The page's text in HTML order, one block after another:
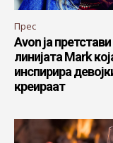
Прес
Avon ја претстави
линијата Mark
инспирира
креираат